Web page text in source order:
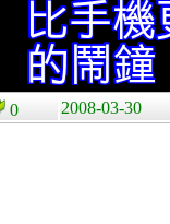
0 2008-03-30